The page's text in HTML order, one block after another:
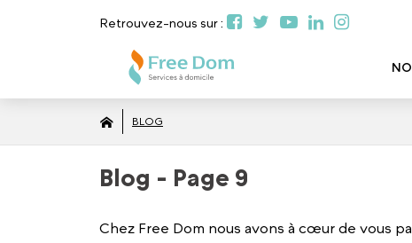
Retrouvez-nous sur :
BLOG
Blog - Page 9
Chez Free Dom nous avons à cœur de vous